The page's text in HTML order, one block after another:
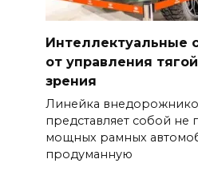
Интеллектуальные
от управления
зрения
Линейка
представляет собой не
мощных рамных
продуманную